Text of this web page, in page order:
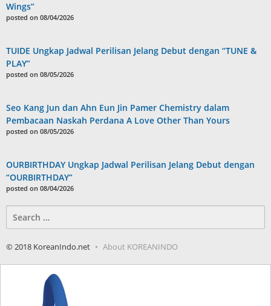
Wings”
posted on 08/04/2026
TUIDE Ungkap Jadwal Perilisan Jelang Debut dengan “TUNE &
PLAY”
posted on 08/05/2026
Seo Kang Jun dan Ahn Eun Jin Pamer Chemistry dalam
Pembacaan Naskah Perdana A Love Other Than Yours
posted on 08/05/2026
OURBIRTHDAY Ungkap Jadwal Perilisan Jelang Debut dengan
“OURBIRTHDAY”
posted on 08/04/2026
for:
© 2018 KoreanIndo.net About KOREANINDO